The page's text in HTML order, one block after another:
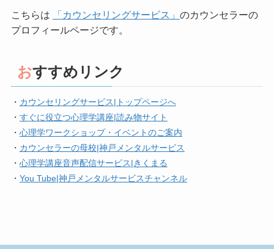
こちらは 「カウンセリングサービス」 のカウンセラーの
プロフィールページです。
おすすめリンク
・ カウンセリングサービス|トップページへ
・ すぐに役立つ心理学講座|読み物サイト
・ 心理学ワークショップ・イベントのご案内
・ カウンセラーの母校|神戸メンタルサービス
・ 心理学講座音声配信サービス|きくまる
・ You Tube|神戸メンタルサービスチャンネル